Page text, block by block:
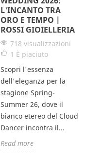
L'INCANTO TRA
ORO E TEMPO |
ROSSI GIOIELLERIA
718 visualizzazioni
1 È piaciuto
Scopri l'essenza
dell'eleganza per la
stagione Spring-
Summer 26, dove il
bianco etereo del Cloud
Dancer incontra il...
Read more